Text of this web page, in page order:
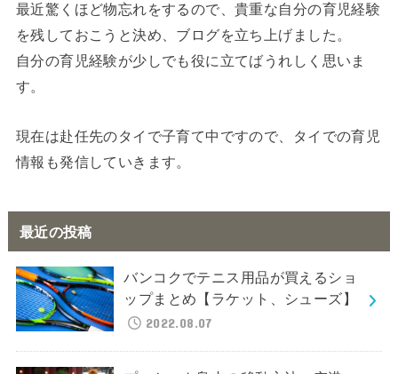
最近驚くほど物忘れをするので、貴重な自分の育児経験
を残しておこうと決め、ブログを立ち上げました。
自分の育児経験が少しでも役に立てばうれしく思いま
す。
現在は赴任先のタイで子育て中ですので、タイでの育児
情報も発信していきます。
最近の投稿
バンコクでテニス用品が買えるショ
ップまとめ【ラケット、シューズ】
2022.08.07